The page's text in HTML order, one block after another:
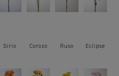
Sirio Corozo Ruso Eclipse